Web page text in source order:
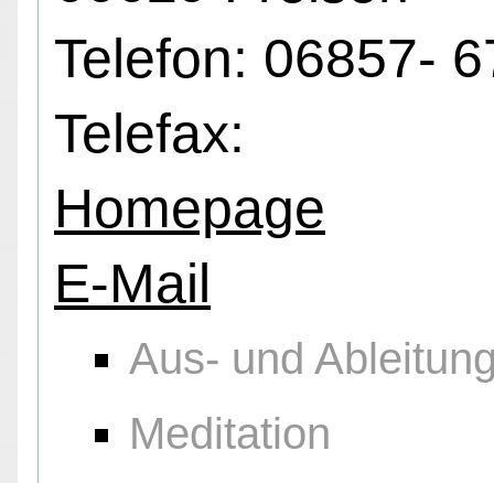
Telefon: 06857-
Telefax:
Homepage
E-Mail
Aus- und
Meditation